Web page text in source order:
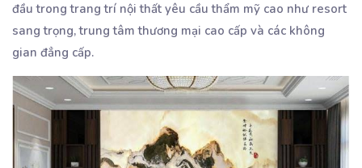
đầu trong trang trí nội thất yêu cầu thẩm mỹ cao như resort
sang trọng, trung tâm thương mại cao cấp và các không
gian đẳng cấp.